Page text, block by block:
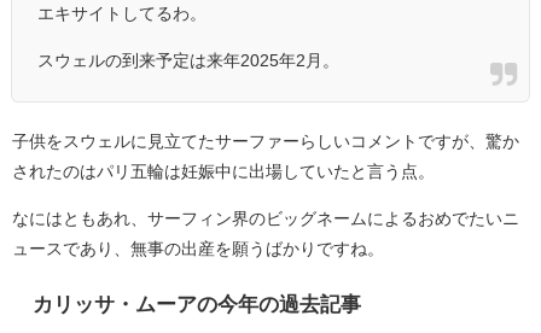
エキサイトしてるわ。
スウェルの到来予定は来年2025年2月。
子供をスウェルに見立てたサーファーらしいコメントですが、驚か
されたのはパリ五輪は妊娠中に出場していたと言う点。
なにはともあれ、サーフィン界のビッグネームによるおめでたいニ
ュースであり、無事の出産を願うばかりですね。
カリッサ・ムーアの今年の過去記事